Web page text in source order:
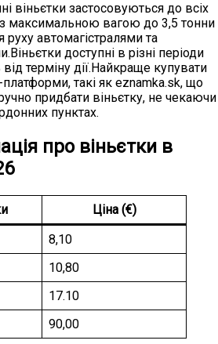
віньєтки застосовуються до всіх
з максимальною вагою до 3,5 тонни
автомагістралями та
доступні в різні періоди
від терміну дії.Найкраще купувати
такі як eznamka.sk, що
придбати віньєтку, не чекаючи
пунктах.
про віньєтки в
Ціна (€)
8,10
10,80
17.10
90,00